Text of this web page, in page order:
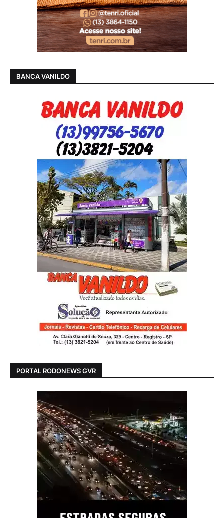
BANCA VANILDO
PORTAL RODONEWS GVR